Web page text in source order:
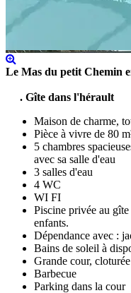
Le Mas du petit Chemin
. Gîte dans l'hérault
Maison de charme,
Pièce à vivre de 80
5 chambres
avec sa salle d'eau
3 salles d'eau
4 WC
WI FI
Piscine privée au
enfants.
Dépendance avec :
Bains de soleil à
Grande cour,
Barbecue
Parking dans la cour